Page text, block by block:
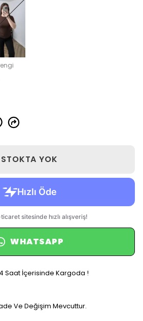
STOKTA YOK
WHATSAPP
Saat İçerisinde Kargoda !
Ve Değişim Mevcuttur.